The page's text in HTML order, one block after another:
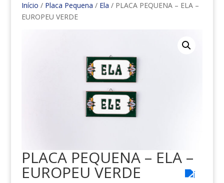
Início / Placa Pequena / Ela / PLACA PEQUENA – ELA –
EUROPEU VERDE
PLACA PEQUENA – ELA –
EUROPEU VERDE